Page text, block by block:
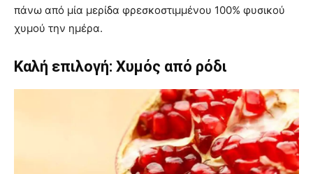
πάνω από μία μερίδα φρεσκοστιμμένου 100% φυσικού
χυμού την ημέρα.
Καλή επιλογή: Χυμός από ρόδι